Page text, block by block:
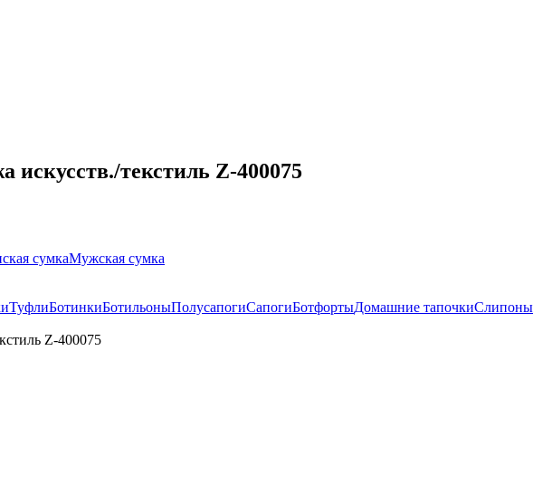
искусств./текстиль Z-400075
сумкаМужская сумка
ТуфлиБотинкиБотильоныПолусапогиСапогиБотфортыДомашние тапочкиСлипоны
Z-400075